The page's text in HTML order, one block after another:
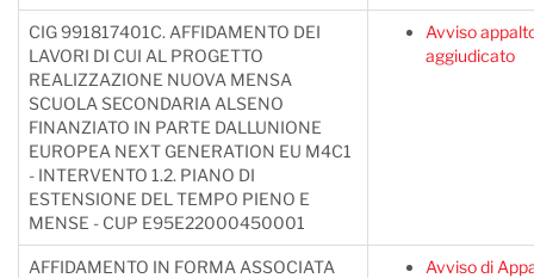
CIG 991817401C. AFFIDAMENTO DEI
LAVORI DI CUI AL PROGETTO
REALIZZAZIONE NUOVA MENSA
SCUOLA SECONDARIA ALSENO
FINANZIATO IN PARTE DALLUNIONE
EUROPEA NEXT GENERATION EU M4C1
- INTERVENTO 1.2. PIANO DI
ESTENSIONE DEL TEMPO PIENO E
MENSE - CUP E95E22000450001
Avviso
aggiudicato
AFFIDAMENTO IN FORMA ASSOCIATA
Avviso di